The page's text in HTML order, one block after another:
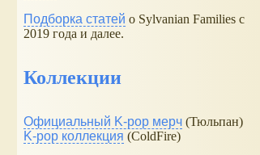
Подборка статей о Sylvanian Families с
2019 года и далее.
Коллекции
Официальный K-pop мерч (Тюльпан)
K-pop коллекция (ColdFire)